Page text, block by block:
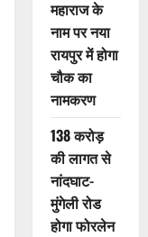
महाराज के
नाम पर नया
रायपुर में होगा
चौक का
नामकरण
138 करोड़
की लागत से
नांदघाट-
मुंगेली रोड
होगा फोरलेन